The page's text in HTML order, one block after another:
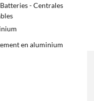
- Centrales
en aluminium